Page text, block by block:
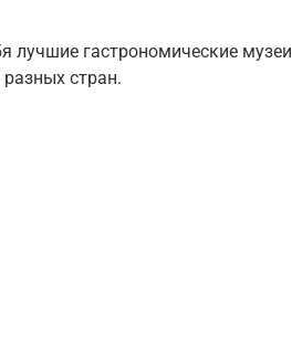
лучшие гастрономические музеи
стран.